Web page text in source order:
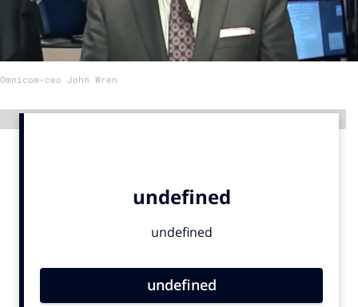
12 nov: MarketingLive!
Adverteren
Events
Opleidingen
Vacatures
Campagnes
Omnicom-ceo John Wren